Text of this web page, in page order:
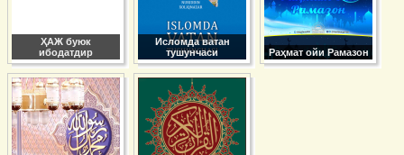
ҲАЖ буюк
ибодатдир
Исломда ватан
тушунчаси
Раҳмат ойи Рамазон